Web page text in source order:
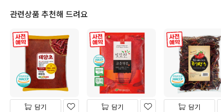
관련상품 추천해 드려요
담기
사전 예약
담기 담기